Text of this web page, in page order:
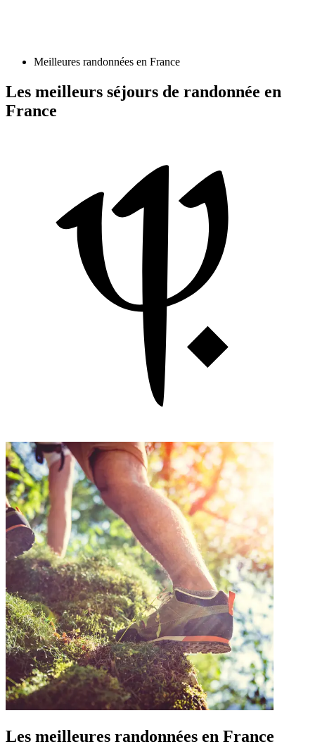
Meilleures randonnées en France
Les meilleurs séjours de randonnée en
France
Les meilleures randonnées en France